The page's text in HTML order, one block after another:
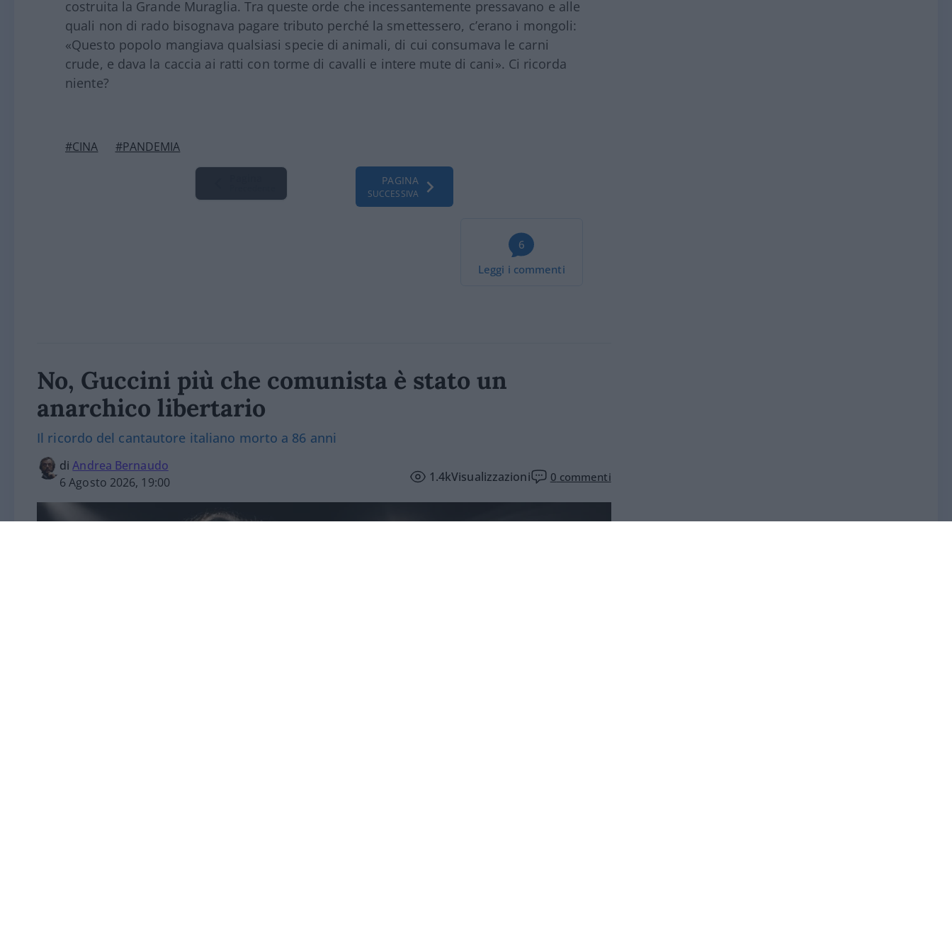
costruita la Grande Muraglia. Tra queste orde che incessantemente pressavano e alle
quali non di rado bisognava pagare tributo perché la smettessero, c’erano i mongoli:
«Questo popolo mangiava qualsiasi specie di animali, di cui consumava le carni
crude, e dava la caccia ai ratti con torme di cavalli e intere mute di cani». Ci ricorda
niente?
#CINA #PANDEMIA
PAGINA
SUCCESSIVA
6
Leggi i commenti
No, Guccini più che comunista è stato un
anarchico libertario
Il ricordo del cantautore italiano morto a 86 anni
diAndrea Bernaudo
6 Agosto 2026, 19:00
1.4kVisualizzazioni 0 commenti